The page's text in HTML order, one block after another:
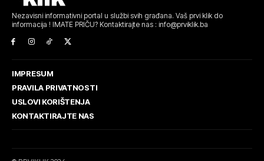
Nezavisni informativni portal u službi svih građana. Vaš prvi klik do
informacija ! IMATE PRIČU? Kontaktirajte nas : info@prviklik.ba
IMPRESUM
PRAVILA PRIVATNOSTI
USLOVI KORIŠTENJA
KONTAKTIRAJTE NAS